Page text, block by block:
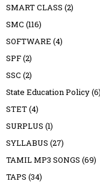
SMART CLASS (2)
SMC (116)
SOFTWARE (4)
SPF(2)
SSC (2)
State Education Policy(6)
STET(4)
SURPLUS (1)
SYLLABUS (27)
TAMIL MP3 SONGS (69)
TAPS (34)